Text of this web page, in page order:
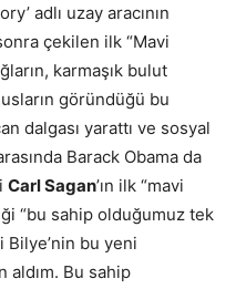
adlı uzay aracının
çekilen ilk “Mavi
karmaşık bulut
göründüğü bu
dalgası yarattı ve sosyal
Barack Obama da
Carl Sagan’ın ilk “mavi
“bu sahip olduğumuz tek
Bilye’nin bu yeni
aldım. Bu sahip